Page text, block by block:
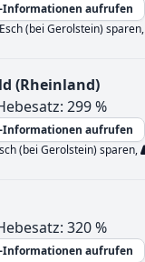
Informationen aufrufen
(bei Gerolstein) sparen,
(Rheinland)
299 %
Informationen aufrufen
(bei Gerolstein) sparen,
320 %
Informationen aufrufen